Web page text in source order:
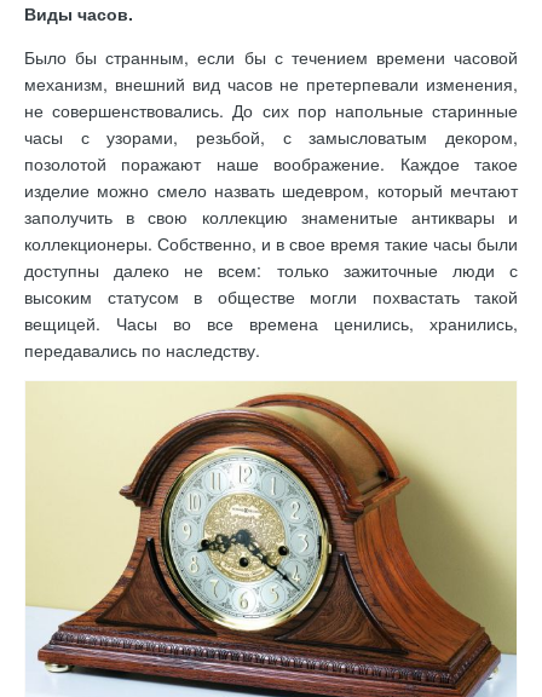
Виды часов.
Было бы странным, если бы с течением времени часовой
механизм, внешний вид часов не претерпевали изменения,
не совершенствовались. До сих пор напольные старинные
часы с узорами, резьбой, с замысловатым декором,
позолотой поражают наше воображение. Каждое такое
изделие можно смело назвать шедевром, который мечтают
заполучить в свою коллекцию знаменитые антиквары и
коллекционеры. Собственно, и в свое время такие часы были
доступны далеко не всем: только зажиточные люди с
высоким статусом в обществе могли похвастать такой
вещицей. Часы во все времена ценились, хранились,
передавались по наследству.